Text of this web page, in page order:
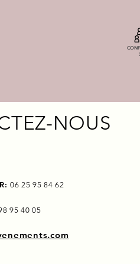
NOUS
06 25 95 84 62
95 40 05